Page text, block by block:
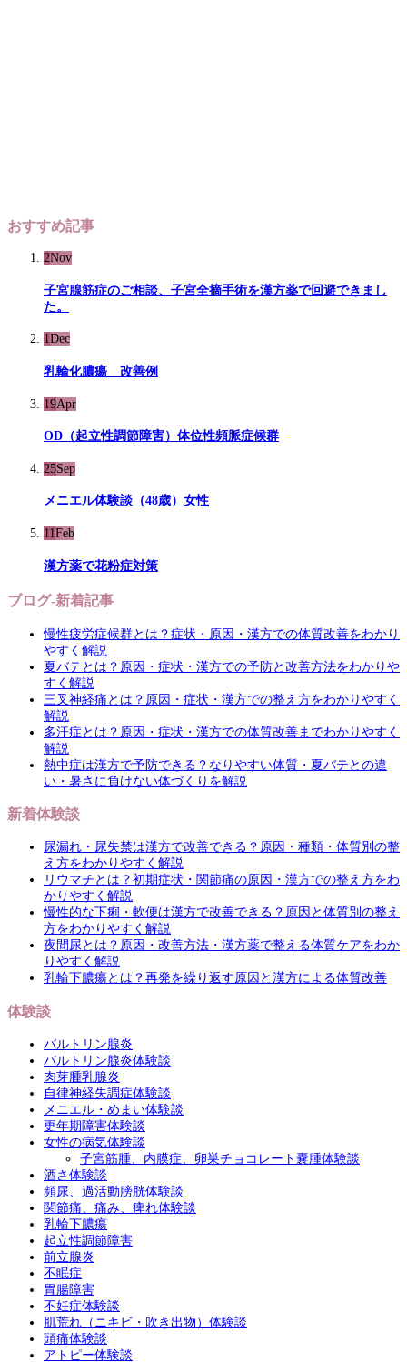
おすすめ記事
2Nov
子宮腺筋症のご相談、子宮全摘手術を漢方薬で回避できまし
た。
1Dec
乳輪化膿瘍 改善例
19Apr
OD（起立性調節障害）体位性頻脈症候群
25Sep
メニエル体験談（48歳）女性
11Feb
漢方薬で花粉症対策
ブログ-新着記事
慢性疲労症候群とは？症状・原因・漢方での体質改善をわかり
やすく解説
夏バテとは？原因・症状・漢方での予防と改善方法をわかりや
すく解説
三叉神経痛とは？原因・症状・漢方での整え方をわかりやすく
解説
多汗症とは？原因・症状・漢方での体質改善までわかりやすく
解説
熱中症は漢方で予防できる？なりやすい体質・夏バテとの違
い・暑さに負けない体づくりを解説
新着体験談
尿漏れ・尿失禁は漢方で改善できる？原因・種類・体質別の整
え方をわかりやすく解説
リウマチとは？初期症状・関節痛の原因・漢方での整え方をわ
かりやすく解説
慢性的な下痢・軟便は漢方で改善できる？原因と体質別の整え
方をわかりやすく解説
夜間尿とは？原因・改善方法・漢方薬で整える体質ケアをわか
りやすく解説
乳輪下膿瘍とは？再発を繰り返す原因と漢方による体質改善
体験談
バルトリン腺炎
バルトリン腺炎体験談
肉芽腫乳腺炎
自律神経失調症体験談
メニエル・めまい体験談
更年期障害体験談
女性の病気体験談
子宮筋腫、内膜症、卵巣チョコレート嚢腫体験談
酒さ体験談
頻尿、過活動膀胱体験談
関節痛、痛み、痺れ体験談
乳輪下膿瘍
起立性調節障害
前立腺炎
不眠症
胃腸障害
不妊症体験談
肌荒れ（ニキビ・吹き出物）体験談
頭痛体験談
アトピー体験談